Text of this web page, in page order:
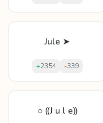
Jule ➤
+2354 -339
○ ⸨J u l e⸩